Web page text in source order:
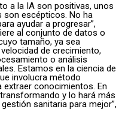
a la IA son positivas, unos
son escépticos. No ha
ayudar a progresar”,
al conjunto de datos o
tamaño, ya sea
de crecimiento,
o análisis
Estamos en la ciencia de
involucra método
conocimientos. En
y lo hará más
sanitaria para mejor”,